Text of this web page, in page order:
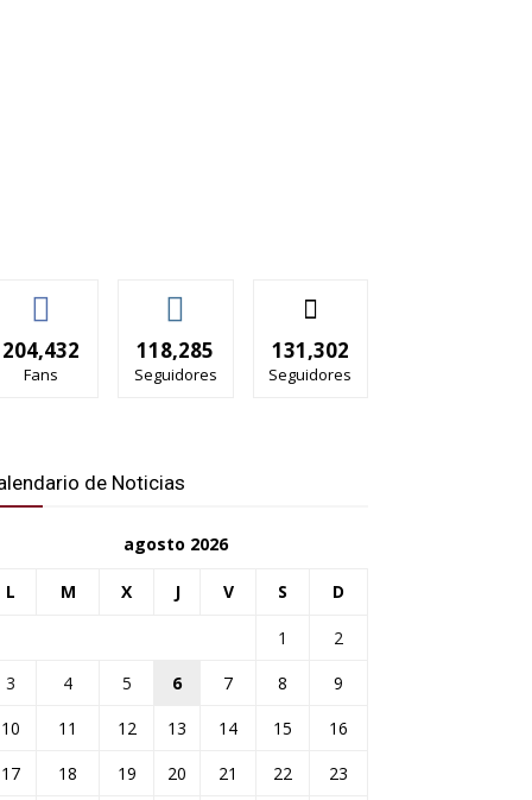
204,432
Fans
118,285
Seguidores
131,302
Seguidores
de Noticias
agosto 2026
L M X J V S D
1
2
3
4 5 6 7 8
9
10
11 12 13 14 15
16
17
18 19 20 21 22
23